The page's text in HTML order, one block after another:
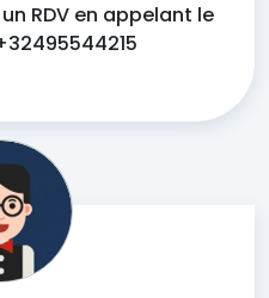
RDV en appelant le